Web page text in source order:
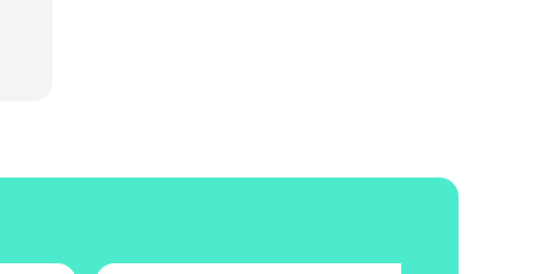
характеристики LADA Granta Sport